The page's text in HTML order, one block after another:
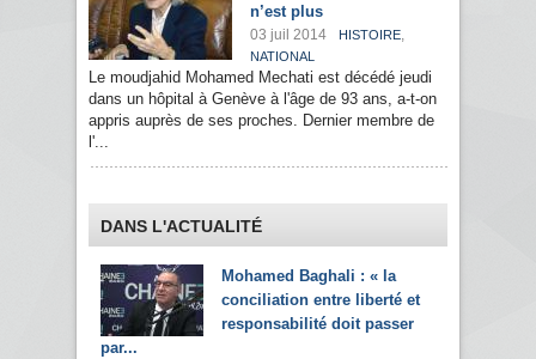
n’est plus
03 juil 2014 HISTOIRE,
NATIONAL
Le moudjahid Mohamed Mechati est décédé jeudi
dans un hôpital à Genève à l'âge de 93 ans, a-t-on
appris auprès de ses proches. Dernier membre de
l'...
DANS L'ACTUALITÉ
Mohamed Baghali : « la
conciliation entre liberté et
responsabilité doit passer
par...